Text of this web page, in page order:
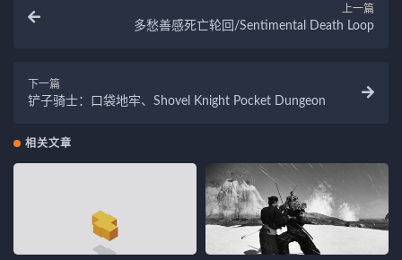
上一篇
多愁善感死亡轮回/Sentimental Death Loop
下一篇
铲子骑士：口袋地牢、Shovel Knight Pocket Dungeon
相关文章